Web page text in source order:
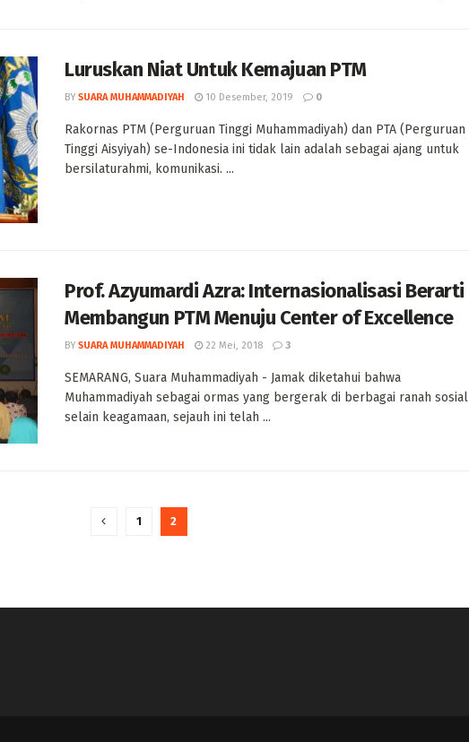
Luruskan Niat Untuk Kemajuan PTM
BY SUARA MUHAMMADIYAH 10 Desember, 2019 0
Rakornas PTM (Perguruan Tinggi Muhammadiyah) dan PTA (Perguruan
Tinggi Aisyiyah) se-Indonesia ini tidak lain adalah sebagai ajang untuk
bersilaturahmi, komunikasi. ...
Prof. Azyumardi Azra: Internasionalisasi Berarti
Membangun PTM Menuju Center of Excellence
BY SUARA MUHAMMADIYAH 22 Mei, 2018 3
SEMARANG, Suara Muhammadiyah - Jamak diketahui bahwa
Muhammadiyah sebagai ormas yang bergerak di berbagai ranah sosial
selain keagamaan, sejauh ini telah ...
1 2